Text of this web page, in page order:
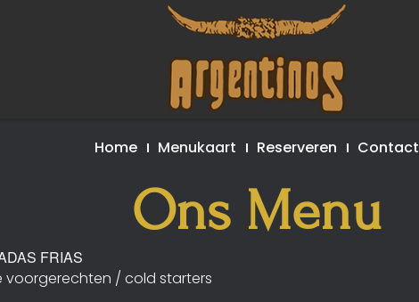
Home Menukaart Reserveren Contact
Ons Menu
FRIAS
voorgerechten / cold starters